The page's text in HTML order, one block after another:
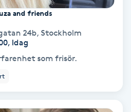
and friends
24b, Stockholm
Idag
som frisör.